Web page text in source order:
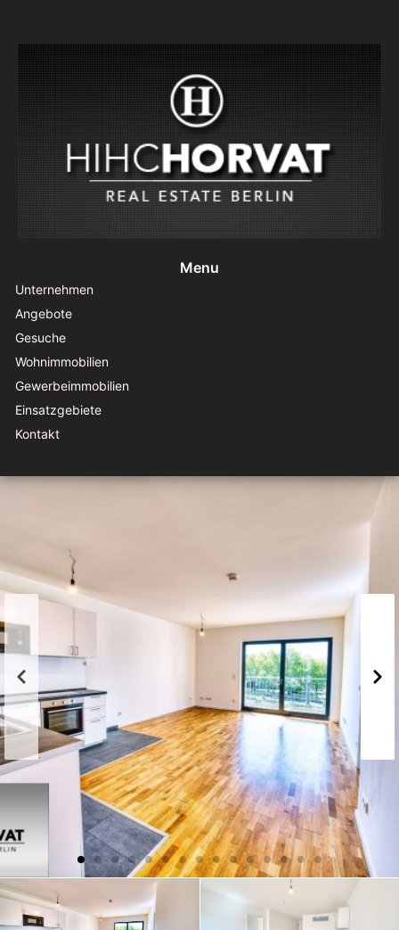
Menu
Unternehmen
Angebote
Gesuche
Wohnimmobilien
Gewerbeimmobilien
Einsatzgebiete
Kontakt